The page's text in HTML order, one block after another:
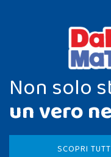
Non solo
un vero
SCOPRI